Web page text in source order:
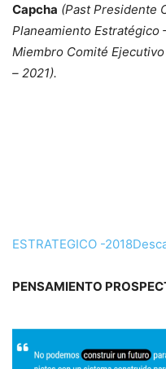
Capcha (Past Presidente
Planeamiento Estratégico
Miembro Comité Ejecutivo
– 2021).
ESTRATEGICO -2018
PENSAMIENTO